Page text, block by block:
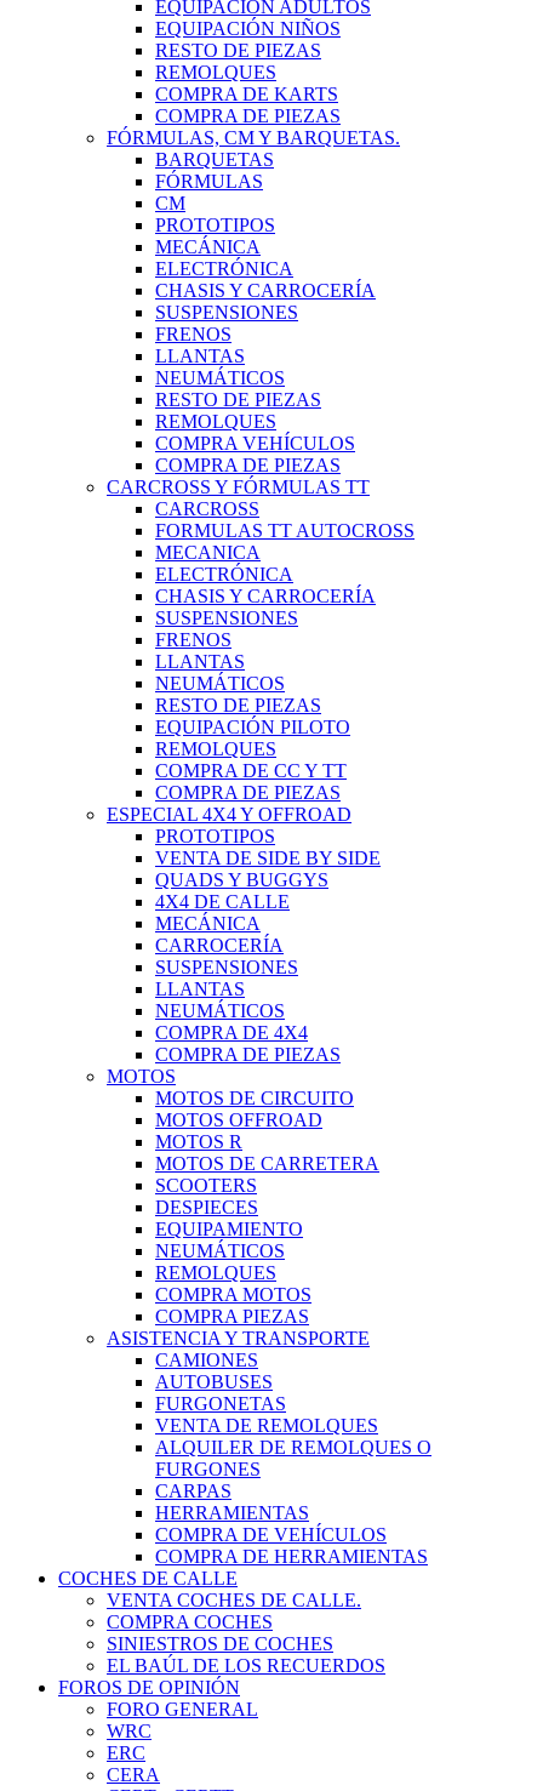
EQUIPACIÓN ADULTOS
EQUIPACIÓN NIÑOS
RESTO DE PIEZAS
REMOLQUES
COMPRA DE KARTS
COMPRA DE PIEZAS
FÓRMULAS, CM Y BARQUETAS.
BARQUETAS
FÓRMULAS
CM
PROTOTIPOS
MECÁNICA
ELECTRÓNICA
CHASIS Y CARROCERÍA
SUSPENSIONES
FRENOS
LLANTAS
NEUMÁTICOS
RESTO DE PIEZAS
REMOLQUES
COMPRA VEHÍCULOS
COMPRA DE PIEZAS
CARCROSS Y FÓRMULAS TT
CARCROSS
FORMULAS TT AUTOCROSS
MECANICA
ELECTRÓNICA
CHASIS Y CARROCERÍA
SUSPENSIONES
FRENOS
LLANTAS
NEUMÁTICOS
RESTO DE PIEZAS
EQUIPACIÓN PILOTO
REMOLQUES
COMPRA DE CC Y TT
COMPRA DE PIEZAS
ESPECIAL 4X4 Y OFFROAD
PROTOTIPOS
VENTA DE SIDE BY SIDE
QUADS Y BUGGYS
4X4 DE CALLE
MECÁNICA
CARROCERÍA
SUSPENSIONES
LLANTAS
NEUMÁTICOS
COMPRA DE 4X4
COMPRA DE PIEZAS
MOTOS
MOTOS DE CIRCUITO
MOTOS OFFROAD
MOTOS R
MOTOS DE CARRETERA
SCOOTERS
DESPIECES
EQUIPAMIENTO
NEUMÁTICOS
REMOLQUES
COMPRA MOTOS
COMPRA PIEZAS
ASISTENCIA Y TRANSPORTE
CAMIONES
AUTOBUSES
FURGONETAS
VENTA DE REMOLQUES
ALQUILER DE REMOLQUES O
FURGONES
CARPAS
HERRAMIENTAS
COMPRA DE VEHÍCULOS
COMPRA DE HERRAMIENTAS
COCHES DE CALLE
VENTA COCHES DE CALLE.
COMPRA COCHES
SINIESTROS DE COCHES
EL BAÚL DE LOS RECUERDOS
FOROS DE OPINIÓN
FORO GENERAL
WRC
ERC
CERA